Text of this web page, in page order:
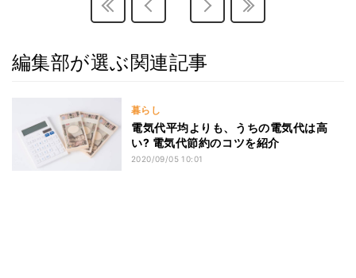
編集部が選ぶ関連記事
暮らし
電気代平均よりも、うちの電気代は高
い? 電気代節約のコツを紹介
2020/09/05 10:01